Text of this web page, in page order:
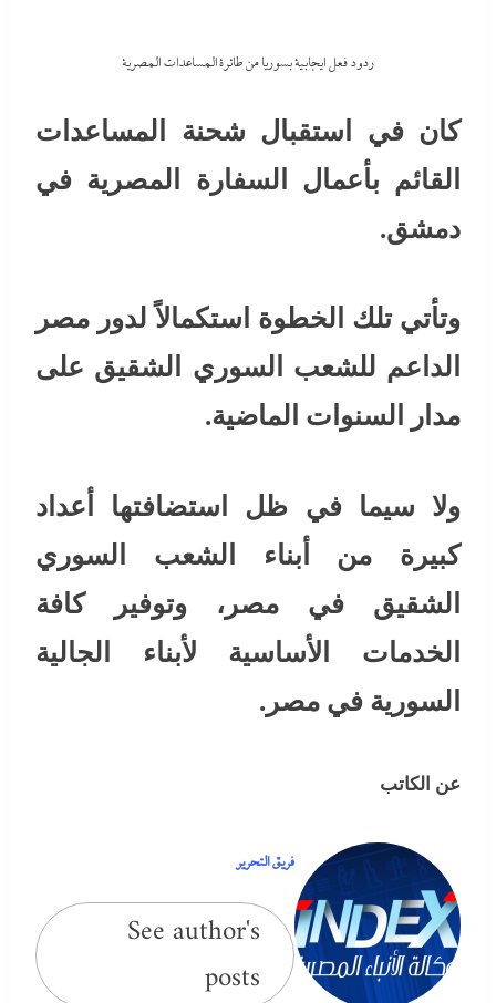
ردود فعل ايجابية بسوريا من طائرة المساعدات المصرية
كان في استقبال شحنة المساعدات
القائم بأعمال السفارة المصرية في
دمشق.
وتأتي تلك الخطوة استكمالاً لدور مصر
الداعم للشعب السوري الشقيق على
مدار السنوات الماضية.
ولا سيما في ظل استضافتها أعداد
كبيرة من أبناء الشعب السوري
الشقيق في مصر، وتوفير كافة
الخدمات الأساسية لأبناء الجالية
السورية في مصر.
عن الكاتب
فريق التحرير
See author's
posts